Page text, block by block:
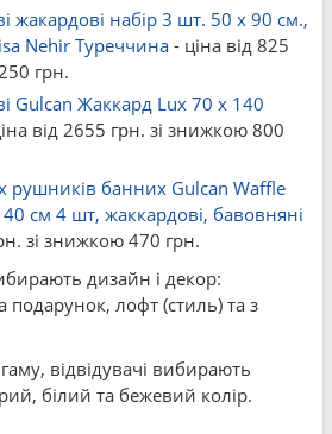
жакардові набір 3 шт. 50 x 90 см.,
Nehir Туреччина - ціна від 825
грн.
Gulcan Жаккард Lux 70 x 140
від 2655 грн. зі знижкою 800
рушників банних Gulcan Waffle
см 4 шт, жаккардові, бавовняні
зі знижкою 470 грн.
дизайн і декор:
подарунок, лофт (стиль) та з
відвідувачі вибирають
білий та бежевий колір.